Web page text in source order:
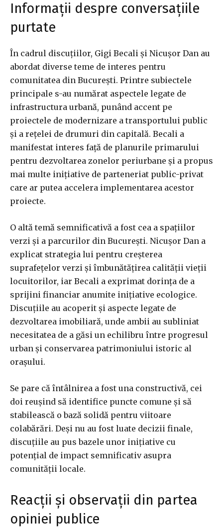
Informații despre conversațiile
purtate
În cadrul discuțiilor, Gigi Becali și Nicușor Dan au
abordat diverse teme de interes pentru
comunitatea din București. Printre subiectele
principale s-au numărat aspectele legate de
infrastructura urbană, punând accent pe
proiectele de modernizare a transportului public
și a rețelei de drumuri din capitală. Becali a
manifestat interes față de planurile primarului
pentru dezvoltarea zonelor periurbane și a propus
mai multe inițiative de parteneriat public-privat
care ar putea accelera implementarea acestor
proiecte.
O altă temă semnificativă a fost cea a spațiilor
verzi și a parcurilor din București. Nicușor Dan a
explicat strategia lui pentru creșterea
suprafețelor verzi și îmbunătățirea calității vieții
locuitorilor, iar Becali a exprimat dorința de a
sprijini financiar anumite inițiative ecologice.
Discuțiile au acoperit și aspecte legate de
dezvoltarea imobiliară, unde ambii au subliniat
necesitatea de a găsi un echilibru între progresul
urban și conservarea patrimoniului istoric al
orașului.
Se pare că întâlnirea a fost una constructivă, cei
doi reușind să identifice puncte comune și să
stabilească o bază solidă pentru viitoare
colabărări. Deși nu au fost luate decizii finale,
discuțiile au pus bazele unor inițiative cu
potențial de impact semnificativ asupra
comunității locale.
Reacții și observații din partea
opiniei publice